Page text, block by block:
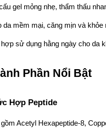
gel mỏng nhẹ, thẩm thấu
da mềm mại, căng mịn và khỏe
hợp sử dụng hằng ngày cho da
Phần Nổi Bật
Hợp Peptide
gồm Acetyl Hexapeptide-8,